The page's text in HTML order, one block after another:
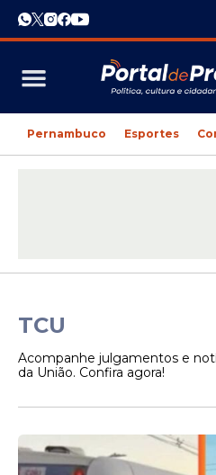
Pernambuco Esportes
TCU
Acompanhe julgamentos e
da União. Confira agora!